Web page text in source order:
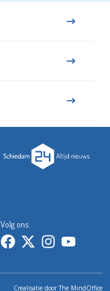
Volg ons:
Crealisatie doorThe MindOffice